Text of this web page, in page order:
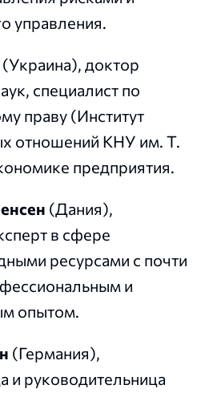
управления.
(Украина), доктор
специалист по
праву (Институт
отношений КНУ им. Т.
предприятия.
(Дания),
в сфере
ресурсами с почти
и
опытом.
(Германия),
и руководительница